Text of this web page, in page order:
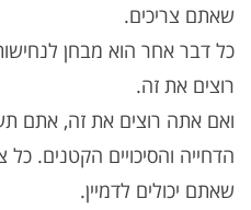
שאתם צריכים.
כל דבר אחר הוא מבחן
רוצים את זה.
ואם אתה רוצים את זה, אתם
הדחייה והסיכויים הקטנים.
שאתם יכולים לדמיין.